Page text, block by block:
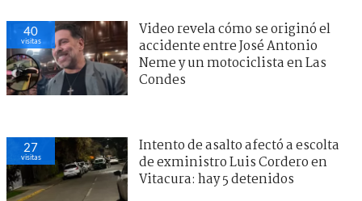
40
visitas
Video revela cómo se originó el
accidente entre José Antonio
Neme y un motociclista en Las
Condes
27
visitas
Intento de asalto afectó a escolta
de exministro Luis Cordero en
Vitacura: hay 5 detenidos